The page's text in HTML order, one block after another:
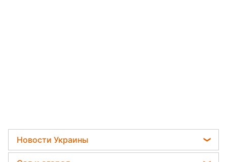
Новости Украины
Телеграм новости Украины